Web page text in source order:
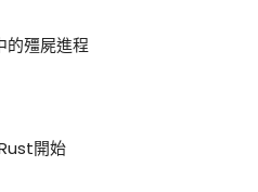
的殭屍進程
開始